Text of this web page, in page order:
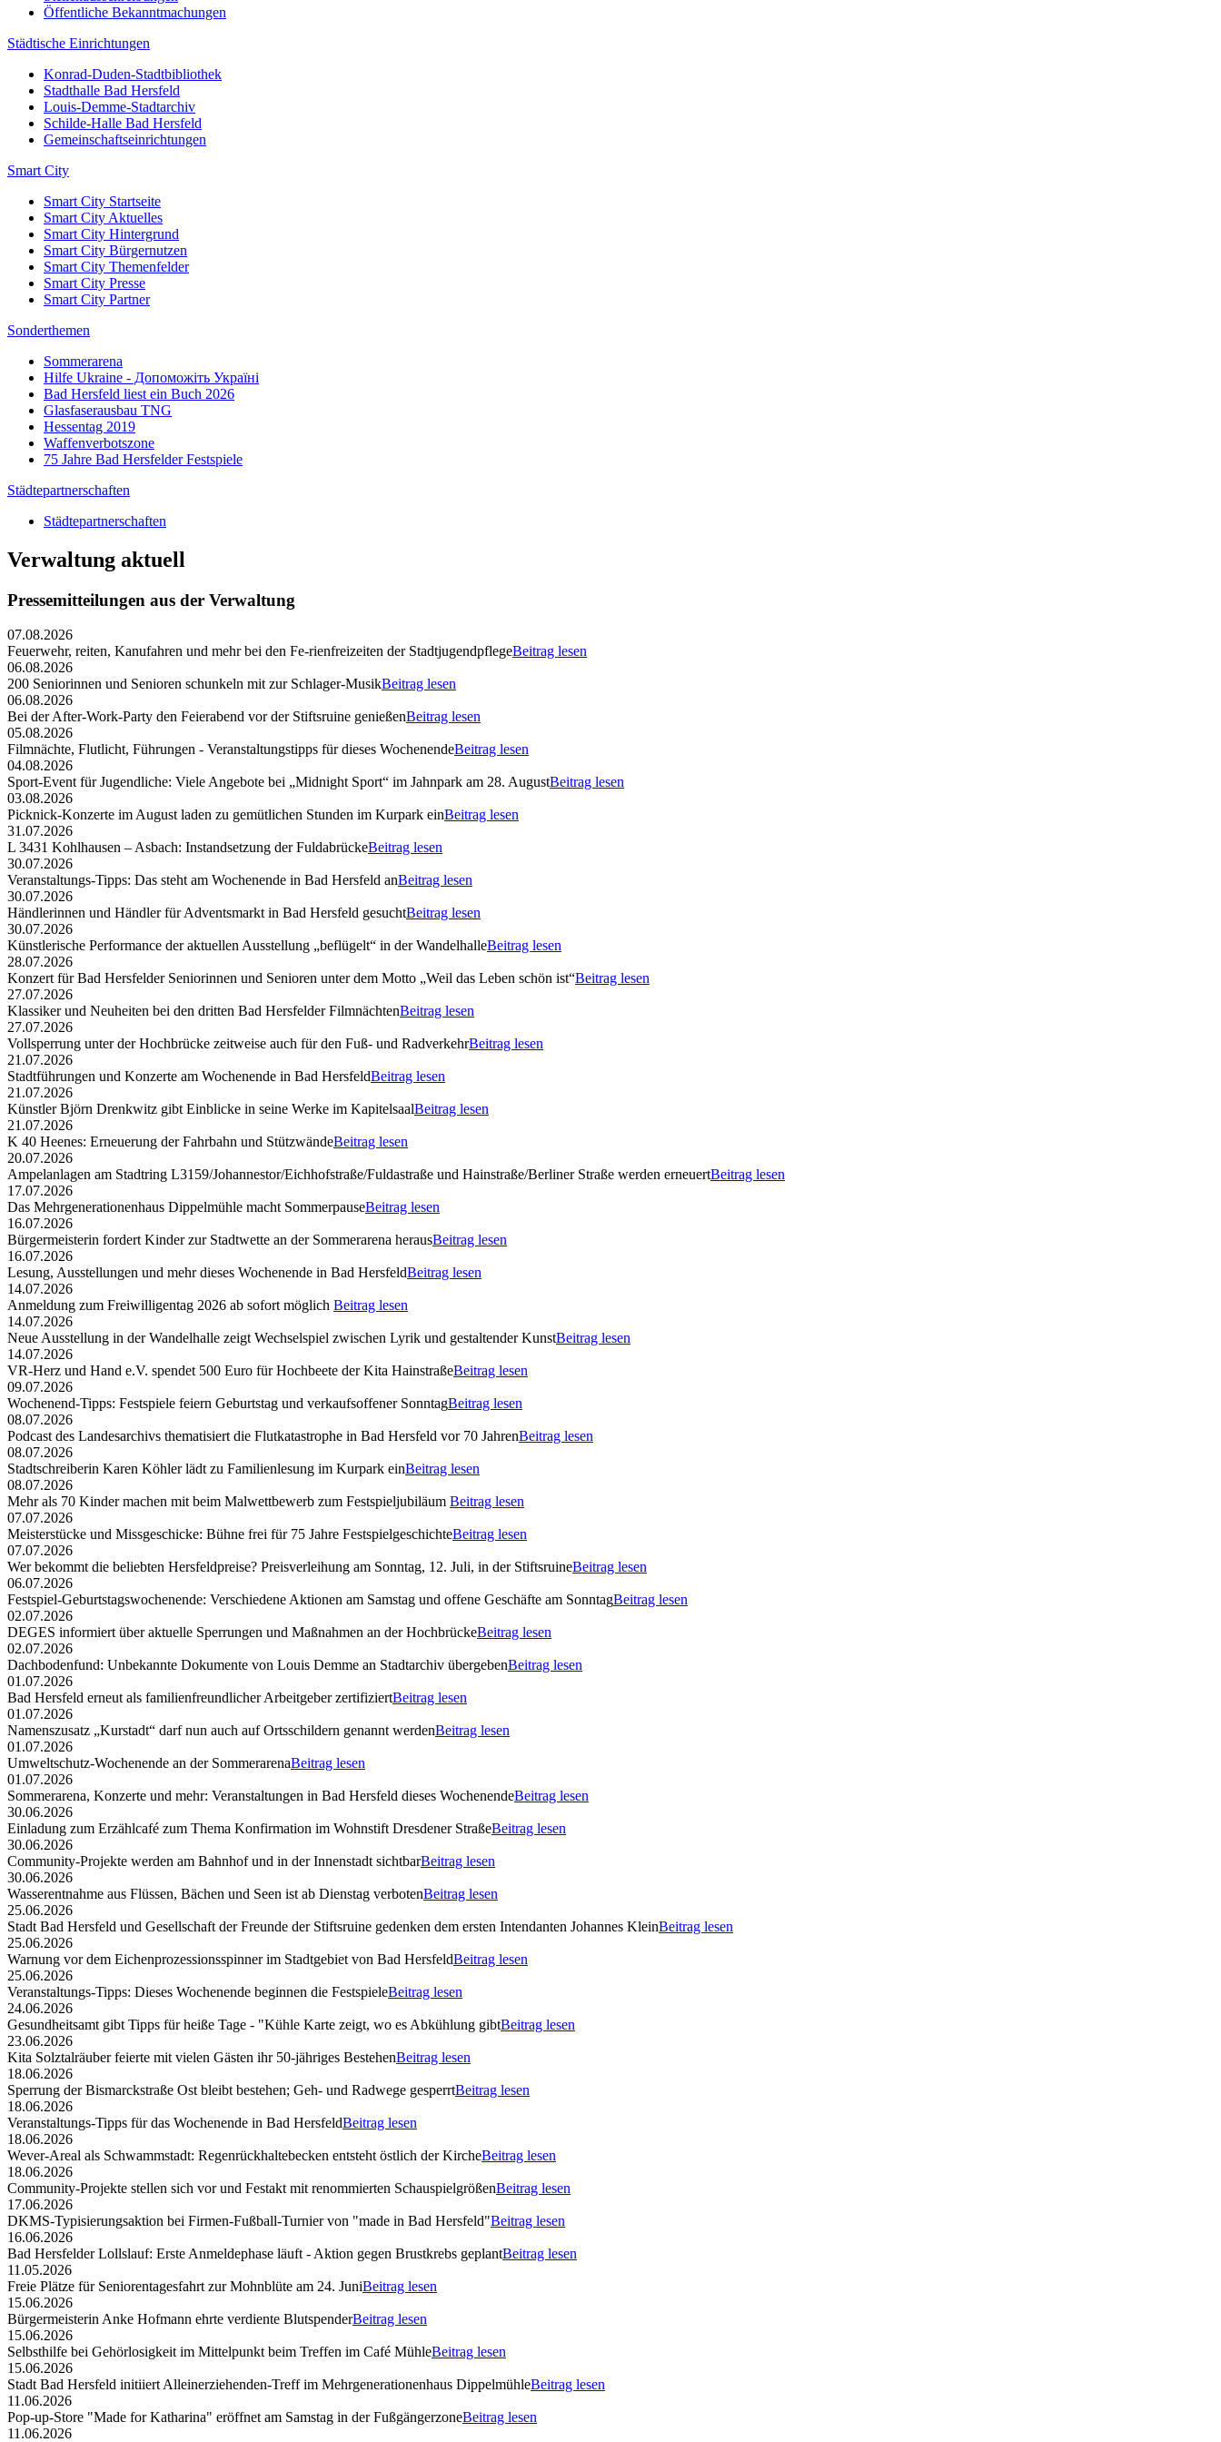
Öffentliche Bekanntmachungen
Städtische Einrichtungen
Konrad-Duden-Stadtbibliothek
Stadthalle Bad Hersfeld
Louis-Demme-Stadtarchiv
Schilde-Halle Bad Hersfeld
Gemeinschaftseinrichtungen
Smart City
Smart City Startseite
Smart City Aktuelles
Smart City Hintergrund
Smart City Bürgernutzen
Smart City Themenfelder
Smart City Presse
Smart City Partner
Sonderthemen
Sommerarena
Hilfe Ukraine - Допоможіть Україні
Bad Hersfeld liest ein Buch 2026
Glasfaserausbau TNG
Hessentag 2019
Waffenverbotszone
75 Jahre Bad Hersfelder Festspiele
Städtepartnerschaften
Städtepartnerschaften
Verwaltung aktuell
Pressemitteilungen aus der Verwaltung
07.08.2026
Feuerwehr, reiten, Kanufahren und mehr bei den Fe-rienfreizeiten der StadtjugendpflegeBeitrag lesen
06.08.2026
200 Seniorinnen und Senioren schunkeln mit zur Schlager-MusikBeitrag lesen
06.08.2026
Bei der After-Work-Party den Feierabend vor der Stiftsruine genießenBeitrag lesen
05.08.2026
Filmnächte, Flutlicht, Führungen - Veranstaltungstipps für dieses WochenendeBeitrag lesen
04.08.2026
Sport-Event für Jugendliche: Viele Angebote bei „Midnight Sport“ im Jahnpark am 28. AugustBeitrag lesen
03.08.2026
Picknick-Konzerte im August laden zu gemütlichen Stunden im Kurpark einBeitrag lesen
31.07.2026
L 3431 Kohlhausen – Asbach: Instandsetzung der FuldabrückeBeitrag lesen
30.07.2026
Veranstaltungs-Tipps: Das steht am Wochenende in Bad Hersfeld anBeitrag lesen
30.07.2026
Händlerinnen und Händler für Adventsmarkt in Bad Hersfeld gesuchtBeitrag lesen
30.07.2026
Künstlerische Performance der aktuellen Ausstellung „beflügelt“ in der WandelhalleBeitrag lesen
28.07.2026
Konzert für Bad Hersfelder Seniorinnen und Senioren unter dem Motto „Weil das Leben schön ist“Beitrag lesen
27.07.2026
Klassiker und Neuheiten bei den dritten Bad Hersfelder FilmnächtenBeitrag lesen
27.07.2026
Vollsperrung unter der Hochbrücke zeitweise auch für den Fuß- und RadverkehrBeitrag lesen
21.07.2026
Stadtführungen und Konzerte am Wochenende in Bad HersfeldBeitrag lesen
21.07.2026
Künstler Björn Drenkwitz gibt Einblicke in seine Werke im KapitelsaalBeitrag lesen
21.07.2026
K 40 Heenes: Erneuerung der Fahrbahn und StützwändeBeitrag lesen
20.07.2026
Ampelanlagen am Stadtring L3159/Johannestor/Eichhofstraße/Fuldastraße und Hainstraße/Berliner Straße werden erneuertBeitrag lesen
17.07.2026
Das Mehrgenerationenhaus Dippelmühle macht SommerpauseBeitrag lesen
16.07.2026
Bürgermeisterin fordert Kinder zur Stadtwette an der Sommerarena herausBeitrag lesen
16.07.2026
Lesung, Ausstellungen und mehr dieses Wochenende in Bad HersfeldBeitrag lesen
14.07.2026
Anmeldung zum Freiwilligentag 2026 ab sofort möglich Beitrag lesen
14.07.2026
Neue Ausstellung in der Wandelhalle zeigt Wechselspiel zwischen Lyrik und gestaltender KunstBeitrag lesen
14.07.2026
VR-Herz und Hand e.V. spendet 500 Euro für Hochbeete der Kita HainstraßeBeitrag lesen
09.07.2026
Wochenend-Tipps: Festspiele feiern Geburtstag und verkaufsoffener SonntagBeitrag lesen
08.07.2026
Podcast des Landesarchivs thematisiert die Flutkatastrophe in Bad Hersfeld vor 70 JahrenBeitrag lesen
08.07.2026
Stadtschreiberin Karen Köhler lädt zu Familienlesung im Kurpark einBeitrag lesen
08.07.2026
Mehr als 70 Kinder machen mit beim Malwettbewerb zum Festspieljubiläum Beitrag lesen
07.07.2026
Meisterstücke und Missgeschicke: Bühne frei für 75 Jahre FestspielgeschichteBeitrag lesen
07.07.2026
Wer bekommt die beliebten Hersfeldpreise? Preisverleihung am Sonntag, 12. Juli, in der StiftsruineBeitrag lesen
06.07.2026
Festspiel-Geburtstagswochenende: Verschiedene Aktionen am Samstag und offene Geschäfte am SonntagBeitrag lesen
02.07.2026
DEGES informiert über aktuelle Sperrungen und Maßnahmen an der HochbrückeBeitrag lesen
02.07.2026
Dachbodenfund: Unbekannte Dokumente von Louis Demme an Stadtarchiv übergebenBeitrag lesen
01.07.2026
Bad Hersfeld erneut als familienfreundlicher Arbeitgeber zertifiziertBeitrag lesen
01.07.2026
Namenszusatz „Kurstadt“ darf nun auch auf Ortsschildern genannt werdenBeitrag lesen
01.07.2026
Umweltschutz-Wochenende an der SommerarenaBeitrag lesen
01.07.2026
Sommerarena, Konzerte und mehr: Veranstaltungen in Bad Hersfeld dieses WochenendeBeitrag lesen
30.06.2026
Einladung zum Erzählcafé zum Thema Konfirmation im Wohnstift Dresdener StraßeBeitrag lesen
30.06.2026
Community-Projekte werden am Bahnhof und in der Innenstadt sichtbarBeitrag lesen
30.06.2026
Wasserentnahme aus Flüssen, Bächen und Seen ist ab Dienstag verbotenBeitrag lesen
25.06.2026
Stadt Bad Hersfeld und Gesellschaft der Freunde der Stiftsruine gedenken dem ersten Intendanten Johannes KleinBeitrag lesen
25.06.2026
Warnung vor dem Eichenprozessionsspinner im Stadtgebiet von Bad HersfeldBeitrag lesen
25.06.2026
Veranstaltungs-Tipps: Dieses Wochenende beginnen die FestspieleBeitrag lesen
24.06.2026
Gesundheitsamt gibt Tipps für heiße Tage - "Kühle Karte zeigt, wo es Abkühlung gibtBeitrag lesen
23.06.2026
Kita Solztalräuber feierte mit vielen Gästen ihr 50-jähriges BestehenBeitrag lesen
18.06.2026
Sperrung der Bismarckstraße Ost bleibt bestehen; Geh- und Radwege gesperrtBeitrag lesen
18.06.2026
Veranstaltungs-Tipps für das Wochenende in Bad HersfeldBeitrag lesen
18.06.2026
Wever-Areal als Schwammstadt: Regenrückhaltebecken entsteht östlich der KircheBeitrag lesen
18.06.2026
Community-Projekte stellen sich vor und Festakt mit renommierten SchauspielgrößenBeitrag lesen
17.06.2026
DKMS-Typisierungsaktion bei Firmen-Fußball-Turnier von "made in Bad Hersfeld"Beitrag lesen
16.06.2026
Bad Hersfelder Lollslauf: Erste Anmeldephase läuft - Aktion gegen Brustkrebs geplantBeitrag lesen
11.05.2026
Freie Plätze für Seniorentagesfahrt zur Mohnblüte am 24. JuniBeitrag lesen
15.06.2026
Bürgermeisterin Anke Hofmann ehrte verdiente BlutspenderBeitrag lesen
15.06.2026
Selbsthilfe bei Gehörlosigkeit im Mittelpunkt beim Treffen im Café MühleBeitrag lesen
15.06.2026
Stadt Bad Hersfeld initiiert Alleinerziehenden-Treff im Mehrgenerationenhaus DippelmühleBeitrag lesen
11.06.2026
Pop-up-Store "Made for Katharina" eröffnet am Samstag in der FußgängerzoneBeitrag lesen
11.06.2026